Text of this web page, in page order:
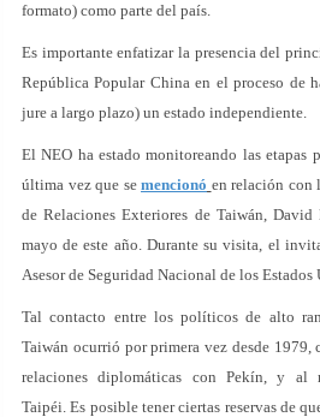
formato) como parte del país.
Es importante enfatizar la presencia del
República Popular China en el proceso de
jure a largo plazo) un estado independiente.
El NEO ha estado monitoreando las etapas
última vez que se mencionó en relación con
de Relaciones Exteriores de Taiwán,
mayo de este año. Durante su visita, el
Asesor de Seguridad Nacional de los
Tal contacto entre los políticos de alto
Taiwán ocurrió por primera vez desde 1979,
relaciones diplomáticas con Pekín, y al
Taipéi. Es posible tener ciertas reservas de